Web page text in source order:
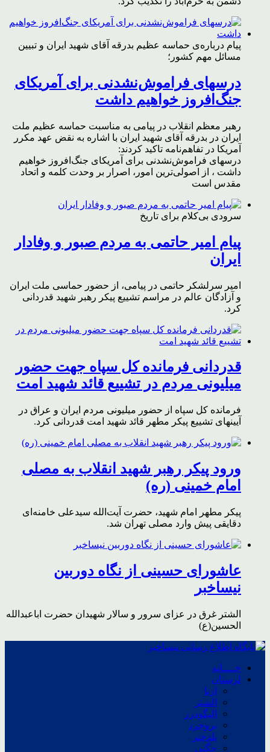
پیام درباره‌ی حماسه عظیم بدرقه آقای شهید ایران و تبیین
مسائل مهم کشور؛
درسهای فراموش‌نشدنی برای آمریکای
جنگ‌افروز خواهیم داشت
رهبر معظم انقلاب در پیامی به مناسبت حماسه عظیم ملت
ایران در بدرقه آقای شهید ایران با اشاره به نقض عهد مکرر
آمریکا در تفاهم‌نامه تاکید کردند:
درسهای فراموش‌نشدنی برای آمریکای جنگ‌افروز خواهیم
داشت ، از اصولی‌ترین امور، اصرار بر وحدت کلمه و اتحاد
مقدس است
سرودی بی‌کلام برای تاریخ
پیام امیر حاتمی به مردم صبور و وفادار
ایران
امیر سرلشکر حاتمی در پیامی، از حضور حماسی ملت ایران
و آزادگان عالم در مراسم تشییع پیکر رهبر شهید قدردانی
کرد.
قدردانی فرمانده کل سپاه جهت حضور
میلیونی مردم در تشییع قائد شهید امت
فرمانده کل سپاه از حضور میلیونی مردم ایران و عراق در
آیینهای تشییع پیکر مطهر قائد شهید امت قدردانی کرد.
ورود پیکر رهبر شهید انقلاب به مصلی
امام خمینی (ره)
پیکر مطهر امام شهید،‌ حضرت آیت‌الله سیدعلی خامنه‌ای
دقایقی پیش وارد مصلی تهران شد.
عاشورای حسینی از نگاه دوربین
نیساخبر
الشتر غرق در عزای سرور و سالار شهیدان حضرت اباعبدالله
الحسین(ع)
خــــانه
لرستان
ازنا
الشتر
الیگودرز
بروجرد
پلدختر
چگنی